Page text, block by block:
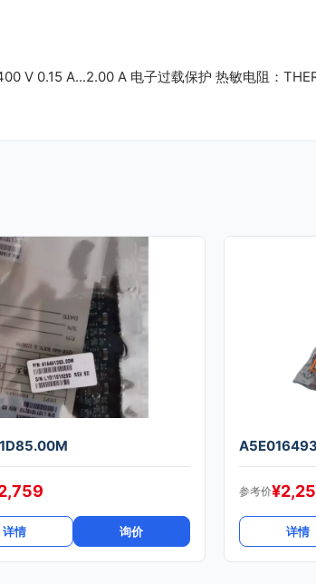
V 0.15 A...2.00 A 电子过载保护 热敏电阻：
详情 询价
参考价¥
详情